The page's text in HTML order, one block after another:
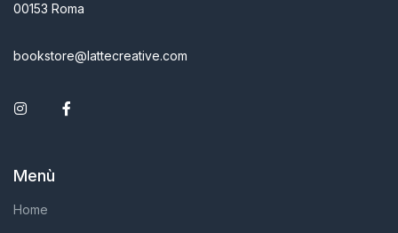
00153 Roma
bookstore@lattecreative.com
Instagram
Menù
Home